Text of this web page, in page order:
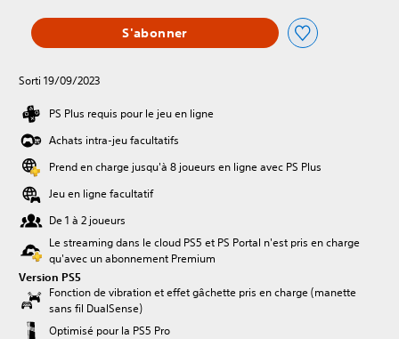
S'abonner
Sorti 19/09/2023
PS Plus requis pour le jeu en ligne
Achats intra-jeu facultatifs
Prend en charge jusqu'à 8 joueurs en ligne avec PS Plus
Jeu en ligne facultatif
De 1 à 2 joueurs
Le streaming dans le cloud PS5 et PS Portal n'est pris en charge
qu'avec un abonnement Premium
Version PS5
Fonction de vibration et effet gâchette pris en charge (manette
sans fil DualSense)
Optimisé pour la PS5 Pro